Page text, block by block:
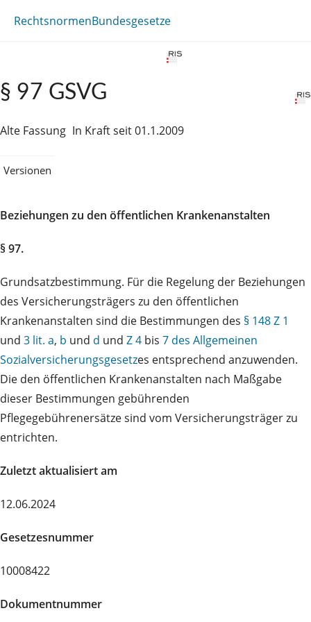
RechtsnormenBundesgesetze
§ 97 GSVG
Alte Fassung In Kraft seit 01.1.2009
Versionen
Beziehungen zu den öffentlichen Krankenanstalten
§ 97.
Grundsatzbestimmung. Für die Regelung der Beziehungen
des Versicherungsträgers zu den öffentlichen
Krankenanstalten sind die Bestimmungen des § 148 Z 1
und 3 lit. a, b und d und Z 4 bis 7 des Allgemeinen
Sozialversicherungsgesetzes entsprechend anzuwenden.
Die den öffentlichen Krankenanstalten nach Maßgabe
dieser Bestimmungen gebührenden
Pflegegebührenersätze sind vom Versicherungsträger zu
entrichten.
Zuletzt aktualisiert am
12.06.2024
Gesetzesnummer
10008422
Dokumentnummer